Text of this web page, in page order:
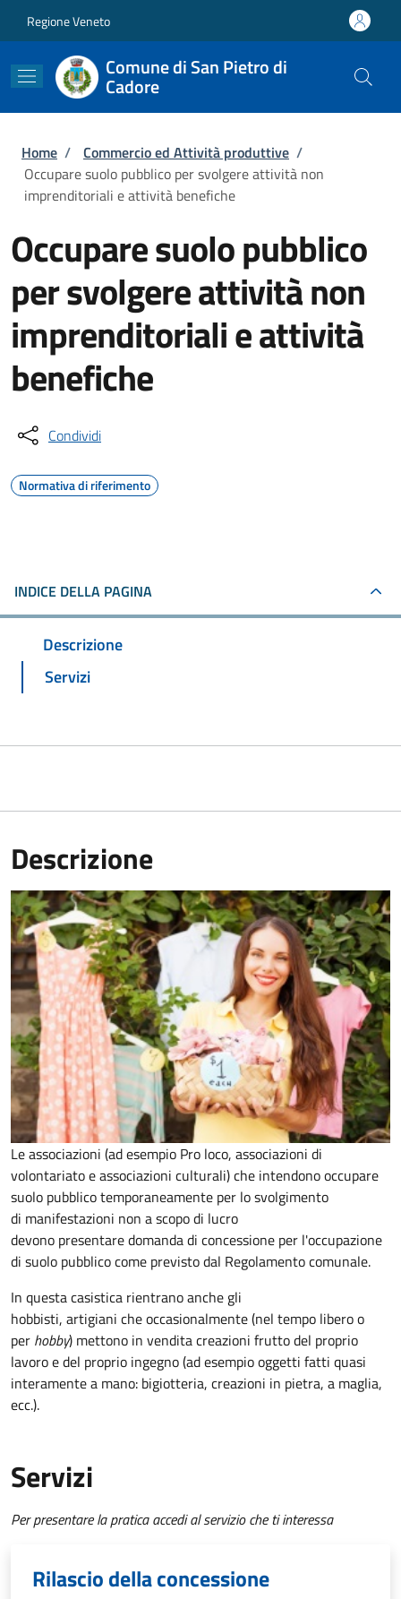
Regione Veneto
Comune di San Pietro di
Cadore
Briciole di pane
Home / Commercio ed Attività produttive /
Occupare suolo pubblico per svolgere attività non
imprenditoriali e attività benefiche
Occupare suolo pubblico
per svolgere attività non
imprenditoriali e attività
benefiche
Condividi
Normativa di riferimento
INDICE DELLA PAGINA
Descrizione
Servizi
Descrizione
Le associazioni (ad esempio Pro loco, associazioni di
volontariato e associazioni culturali) che intendono occupare
suolo pubblico temporaneamente per lo svolgimento
di manifestazioni non a scopo di lucro
devono presentare domanda di concessione per l'occupazione
di suolo pubblico come previsto dal Regolamento comunale.
In questa casistica rientrano anche gli
hobbisti, artigiani che occasionalmente (nel tempo libero o
per hobby) mettono in vendita creazioni frutto del proprio
lavoro e del proprio ingegno (ad esempio oggetti fatti quasi
interamente a mano: bigiotteria, creazioni in pietra, a maglia,
ecc.).
Servizi
Per presentare la pratica accedi al servizio che ti interessa
Rilascio della concessione